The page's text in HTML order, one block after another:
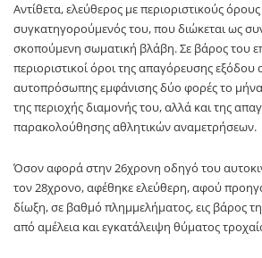
Αντίθετα, ελεύθερος με περιοριστικούς
συγκατηγορούμενός του, που διώκεται ως
σκοπούμενη σωματική βλάβη. Σε βάρος του
περιοριστικοί όροι της απαγόρευσης
αυτοπρόσωπης εμφάνισης δύο φορές το
της περιοχής διαμονής του, αλλά και της
παρακολούθησης αθλητικών αναμετρήσεων.
Όσον αφορά στην 26χρονη οδηγό του
τον 28χρονο, αφέθηκε ελεύθερη, αφού
δίωξη, σε βαθμό πλημμελήματος, εις βάρος
από αμέλεια και εγκατάλειψη θύματος